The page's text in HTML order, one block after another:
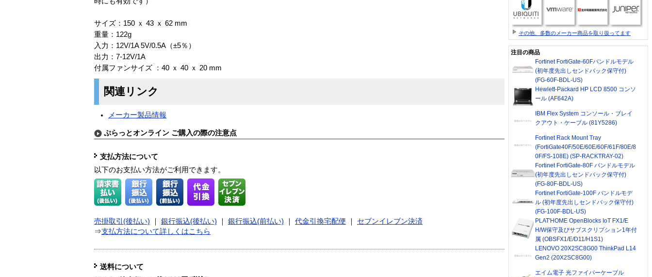
サイズ：150 ｘ 43 ｘ 62 mm
重量：122g
入力：12V/1A 5V/0.5A（±5％）
出力：7-12V/1A
付属ファンサイズ ：40 ｘ 40 ｘ 20 mm
関連リンク
メーカー製品情報
ぷらっとオンライン ご購入の際の注意点
支払方法について
以下のお支払い方法がご利用できます。
売掛取引(後払い) 銀行振込(後払い) 銀行振込(前払い) 代金引換宅配便
セブンイレブン決済
⇒支払方法について詳しくはこちら
送料について
その他、多数のメーカー商品を取り扱ってます
注目の商品
Fortinet FortiGate-60Fバンドルモデル
(初年度先出しセンドバック保守付)
(FG-60F-BDL-US)
Hewlett-Packard HP LCD 8500 コンソ
ール (AF642A)
IBM Flex System コンソール・ブレイ
クアウト・ケーブル (81Y5286)
Fortinet Rack Mount Tray
(FortiGate40F/50E/60E/60F/61F/80E/8
0F/FS-108E) (SP-RACKTRAY-02)
Fortinet FortiGate-80F バンドルモデル
(初年度先出しセンドバック保守付)
(FG-80F-BDL-US)
Fortinet FortiGate-100F バンドルモデ
ル (初年度先出しセンドバック保守付)
(FG-100F-BDL-US)
PLAT'HOME OpenBlocks IoT FX1/E
H/W保守及びサブスクリプション1年付
属 (OBSFX1/E/D11/H1S1)
LENOVO 20X2SC8G00 ThinkPad L14
Gen2 (20X2SC8G00)
エイム電子 光ファイバーケーブル